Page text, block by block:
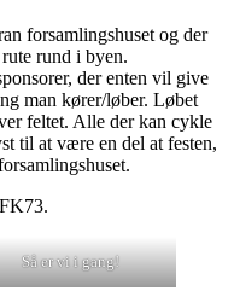
forsamlingshuset og der
rund i byen.
der enten vil give
man kører/løber. Løbet
feltet. Alle der kan cykle
til at være en del at festen,
Så er vi i gang!